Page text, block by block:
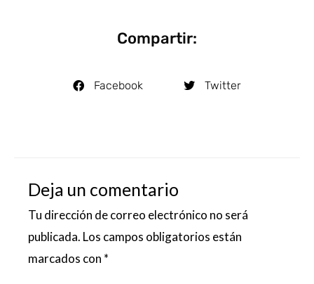
Compartir:
Facebook Twitter
Deja un comentario
Tu dirección de correo electrónico no será
publicada. Los campos obligatorios están
marcados con *